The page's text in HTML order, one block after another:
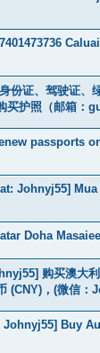
份证、驾驶证、
买护照（邮箱：
passports
Johnyj55]
Doha
购买澳大
(CNY)，(微信：
Johnyj55] Buy